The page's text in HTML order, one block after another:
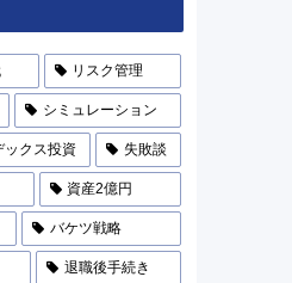
リスク管理
シミュレーション
ックス投資 失敗談
資産2億円
バケツ戦略
退職後手続き